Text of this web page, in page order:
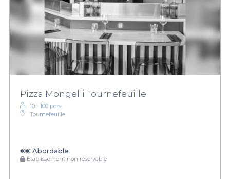
Pizza Mongelli Tournefeuille
10 - 100 pers.
Tournefeuille
€€ Abordable
Établissement non réservable